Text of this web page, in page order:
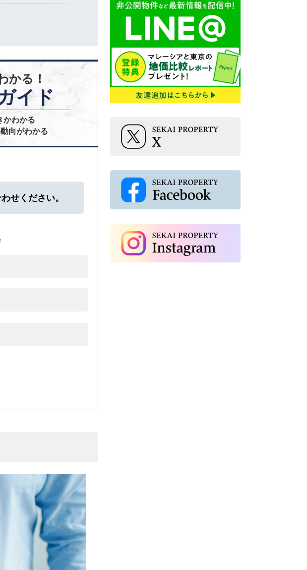
かる！
イド
かわかる
向がわかる
せください。